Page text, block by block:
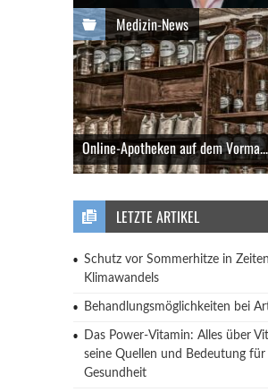
Medizin-News
Online-Apotheken auf dem Vorma...
LETZTE ARTIKEL
Schutz vor Sommerhitze in
Klimawandels
Behandlungsmöglichkeiten bei
Das Power-Vitamin: Alles über
seine Quellen und Bedeutung für
Gesundheit